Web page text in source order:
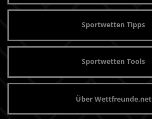
Sportwetten Tipps
Sportwetten Tools
Über Wettfreunde.net